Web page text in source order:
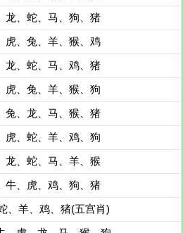
龙、蛇、马、狗、猪
虎、兔、羊、猴、鸡
龙、蛇、马、鸡、猪
虎、兔、羊、猴、狗
兔、龙、马、猴、猪
虎、蛇、羊、鸡、狗
龙、蛇、马、羊、猴
牛、虎、鸡、狗、猪
、羊、鸡、猪(五宫肖)